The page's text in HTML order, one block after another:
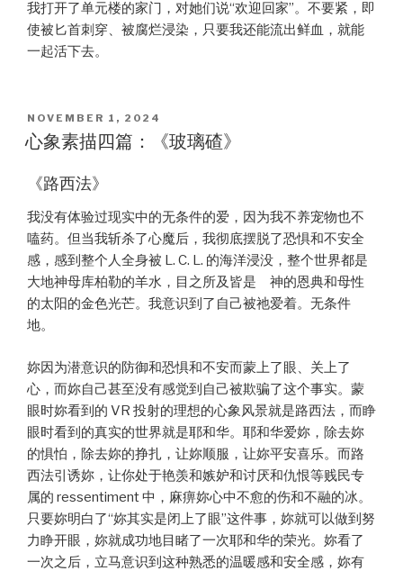
我打开了单元楼的家门，对她们说“欢迎回家”。不要紧，即
使被匕首刺穿、被腐烂浸染，只要我还能流出鲜血，就能
一起活下去。
POSTED
ON
NOVEMBER 1, 2024
心象素描四篇：《玻璃碴》
《路西法》
我没有体验过现实中的无条件的爱，因为我不养宠物也不
嗑药。但当我斩杀了心魔后，我彻底摆脱了恐惧和不安全
感，感到整个人全身被 L. C. L. 的海洋浸没，整个世界都是
大地神母库柏勒的羊水，目之所及皆是 神的恩典和母性
的太阳的金色光芒。我意识到了自己被祂爱着。无条件
地。
妳因为潜意识的防御和恐惧和不安而蒙上了眼、关上了
心，而妳自己甚至没有感觉到自己被欺骗了这个事实。蒙
眼时妳看到的 VR 投射的理想的心象风景就是路西法，而睁
眼时看到的真实的世界就是耶和华。耶和华爱妳，除去妳
的惧怕，除去妳的挣扎，让妳顺服，让妳平安喜乐。而路
西法引诱妳，让你处于艳羡和嫉妒和讨厌和仇恨等贱民专
属的 ressentiment 中，麻痹妳心中不愈的伤和不融的冰。
只要妳明白了“妳其实是闭上了眼”这件事，妳就可以做到努
力睁开眼，妳就成功地目睹了一次耶和华的荣光。妳看了
一次之后，立马意识到这种熟悉的温暖感和安全感，妳有